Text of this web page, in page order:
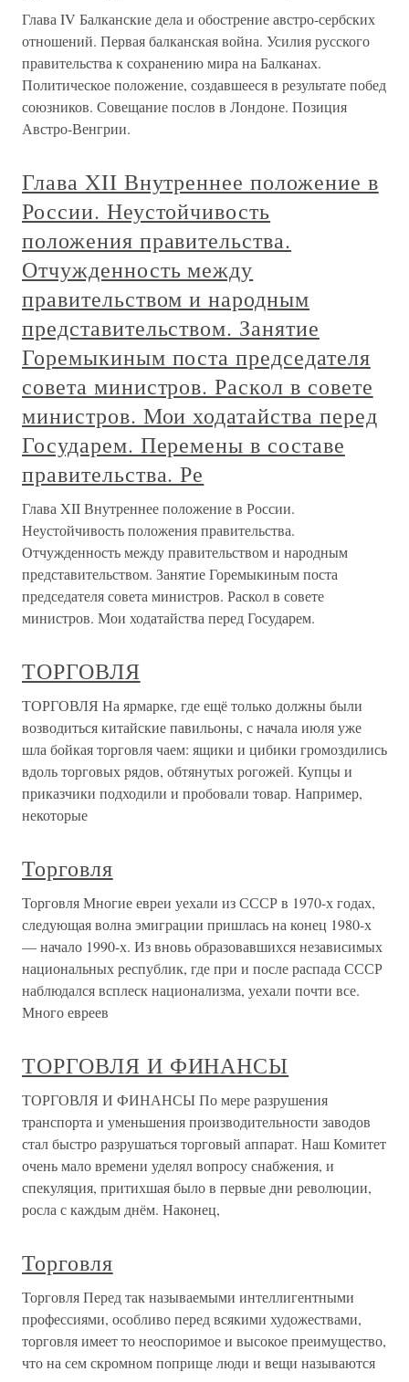
Глава IV Балканские дела и обострение австро-сербских
отношений. Первая балканская война. Усилия русского
правительства к сохранению мира на Балканах.
Политическое положение, создавшееся в результате побед
союзников. Совещание послов в Лондоне. Позиция
Австро-Венгрии.
Глава XII Внутреннее положение в
России. Неустойчивость
положения правительства.
Отчужденность между
правительством и народным
представительством. Занятие
Горемыкиным поста председателя
совета министров. Раскол в совете
министров. Мои ходатайства перед
Государем. Перемены в составе
правительства. Ре
Глава XII Внутреннее положение в России.
Неустойчивость положения правительства.
Отчужденность между правительством и народным
представительством. Занятие Горемыкиным поста
председателя совета министров. Раскол в совете
министров. Мои ходатайства перед Государем.
ТОРГОВЛЯ
ТОРГОВЛЯ На ярмарке, где ещё только должны были
возводиться китайские павильоны, с начала июля уже
шла бойкая торговля чаем: ящики и цибики громоздились
вдоль торговых рядов, обтянутых рогожей. Купцы и
приказчики подходили и пробовали товар. Например,
некоторые
Торговля
Торговля Многие евреи уехали из СССР в 1970-х годах,
следующая волна эмиграции пришлась на конец 1980-х
— начало 1990-х. Из вновь образовавшихся независимых
национальных республик, где при и после распада СССР
наблюдался всплеск национализма, уехали почти все.
Много евреев
ТОРГОВЛЯ И ФИНАНСЫ
ТОРГОВЛЯ И ФИНАНСЫ По мере разрушения
транспорта и уменьшения производительности заводов
стал быстро разрушаться торговый аппарат. Наш Комитет
очень мало времени уделял вопросу снабжения, и
спекуляция, притихшая было в первые дни революции,
росла с каждым днём. Наконец,
Торговля
Торговля Перед так называемыми интеллигентными
профессиями, особливо перед всякими художествами,
торговля имеет то неоспоримое и высокое преимущество,
что на сем скромном поприще люди и вещи называются